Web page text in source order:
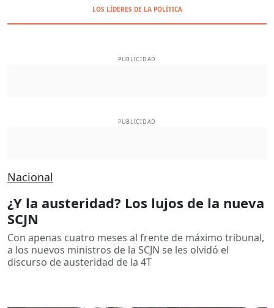
LOS LÍDERES DE LA POLÍTICA
PUBLICIDAD
PUBLICIDAD
Nacional
¿Y la austeridad? Los lujos de la nueva
SCJN
Con apenas cuatro meses al frente de máximo tribunal,
a los nuevos ministros de la SCJN se les olvidó el
discurso de austeridad de la 4T